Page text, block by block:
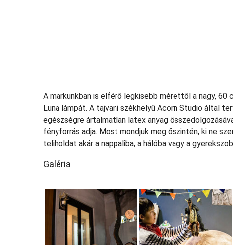
A markunkban is elférő legkisebb mérettől a nagy,
Luna lámpát. A tajvani székhelyű Acorn Studio által
egészségre ártalmatlan latex anyag
fényforrás adja. Most mondjuk meg őszintén, ki ne
teliholdat akár a nappaliba, a hálóba vagy a
Galéria